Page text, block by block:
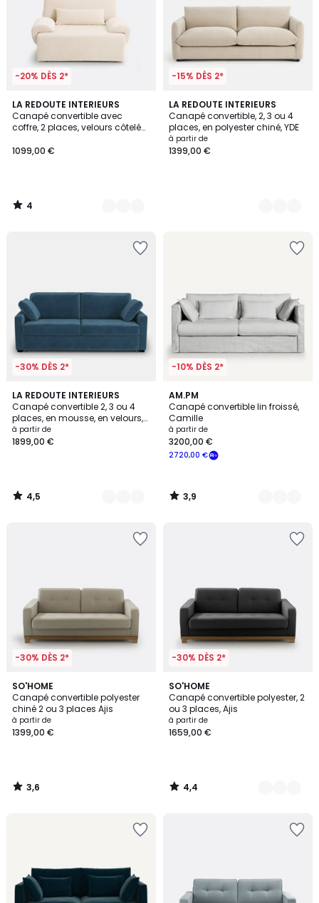
-20% DÈS 2*
LA REDOUTE INTERIEURS
Canapé convertible avec
coffre, 2 places, velours côtelé
1099,00 €
4
/
5
7
Couleurs
4
/
-15% DÈS 2*
LA REDOUTE INTERIEURS
Canapé convertible, 2, 3 ou 4
places, en polyester chiné, YDE
à partir de
1399,00 €
5
Couleurs
-30% DÈS 2*
LA REDOUTE INTERIEURS
Canapé convertible 2, 3 ou 4
places, en mousse, en velours,
TIMOR
à partir de
1899,00 €
4,5
/ 5
7
Couleurs
4,5
/
-10% DÈS 2*
AM.PM
Canapé convertible lin froissé,
Camille
à partir de
2720,00 €
3200,00 €
3,9
/ 5
2
Couleurs
3,9
/
-30% DÈS 2*
SO'HOME
Canapé convertible polyester
chiné 2 ou 3 places Ajis
à partir de
1399,00 €
3,6
/ 5
3,6
/
-30% DÈS 2*
SO'HOME
Canapé convertible polyester, 2
ou 3 places, Ajis
à partir de
1659,00 €
4,4
/ 5
3
Couleurs
4,4
/